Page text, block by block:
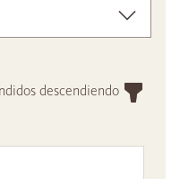
descendiendo